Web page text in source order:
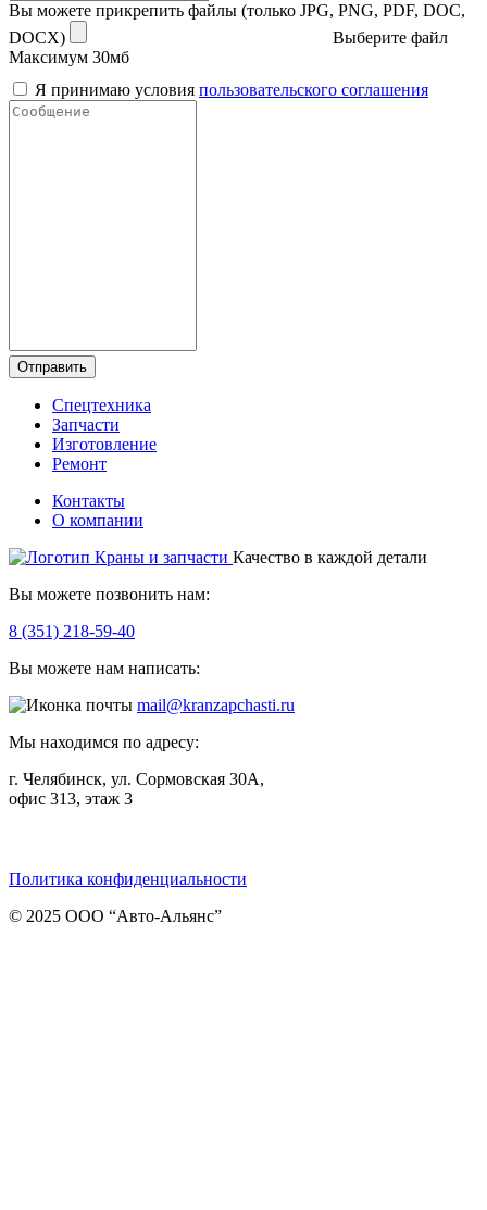
Вы можете прикрепить файлы (только JPG, PNG, PDF, DOC,
DOCX)
Выберите файл
Максимум 30мб
Я принимаю условия пользовательского соглашения
Отправить
Спецтехника
Запчасти
Изготовление
Ремонт
Контакты
О компании
Качество в каждой детали
Вы можете позвонить нам:
8 (351) 218-59-40
Вы можете нам написать:
mail@kranzapchasti.ru
Мы находимся по адресу:
г. Челябинск, ул. Сормовская 30А,
офис 313, этаж 3
Политика конфиденциальности
© 2025 ООО “Авто-Альянс”